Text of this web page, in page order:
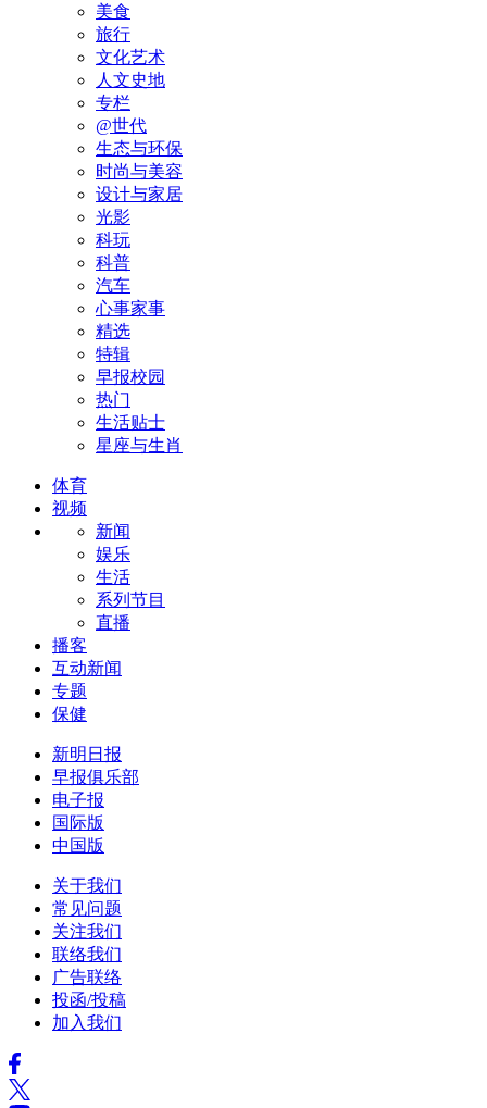
美食
旅行
文化艺术
人文史地
专栏
@世代
生态与环保
时尚与美容
设计与家居
光影
科玩
科普
汽车
心事家事
精选
特辑
早报校园
热门
生活贴士
星座与生肖
体育
视频
新闻
娱乐
生活
系列节目
直播
播客
互动新闻
专题
保健
新明日报
早报俱乐部
电子报
国际版
中国版
关于我们
常见问题
关注我们
联络我们
广告联络
投函/投稿
加入我们